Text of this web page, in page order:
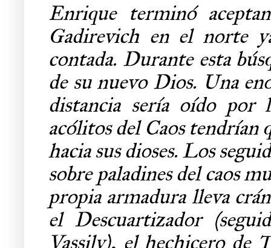
Enrique terminó
Gadirevich en el norte
contada. Durante esta
de su nuevo Dios. Una
distancia sería oído por
acólitos del Caos tendrían
hacia sus dioses. Los
sobre paladines del caos
propia armadura lleva
el Descuartizador
Vassily), el hechicero de